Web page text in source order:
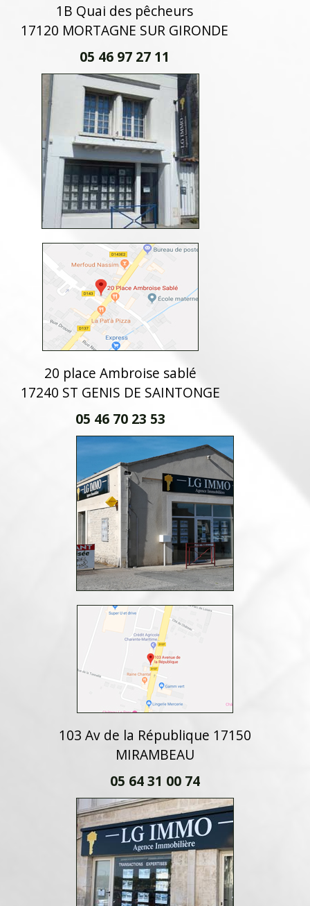
1B Quai des pêcheurs
17120 MORTAGNE SUR GIRONDE
05 46 97 27 11
20 place Ambroise sablé
17240 ST GENIS DE SAINTONGE
05 46 70 23 53
103 Av de la République 17150
MIRAMBEAU
05 64 31 00 74